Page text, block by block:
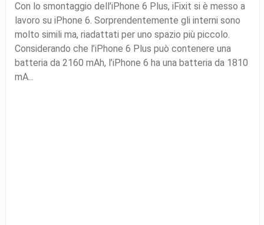
Con lo smontaggio dell’iPhone 6 Plus, iFixit si è messo a
lavoro su iPhone 6. Sorprendentemente gli interni sono
molto simili ma, riadattati per uno spazio più piccolo.
Considerando che l’iPhone 6 Plus può contenere una
batteria da 2160 mAh, l’iPhone 6 ha una batteria da 1810
mA...